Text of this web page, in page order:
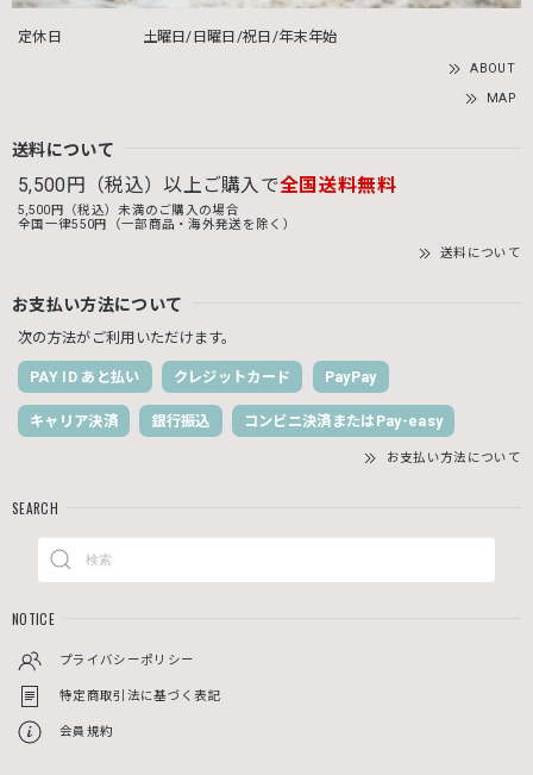
定休日 土曜日/日曜日/祝日/年末年始
ABOUT
MAP
送料について
5,500円（税込）以上ご購入で全国送料無料
5,500円（税込）未満のご購入の場合
全国一律550円（一部商品・海外発送を除く）
送料について
お支払い方法について
次の方法がご利用いただけます。
PAY ID あと払い クレジットカード PayPay
キャリア決済 銀行振込 コンビニ決済またはPay-easy
お支払い方法について
SEARCH
NOTICE
プライバシーポリシー
特定商取引法に基づく表記
会員規約